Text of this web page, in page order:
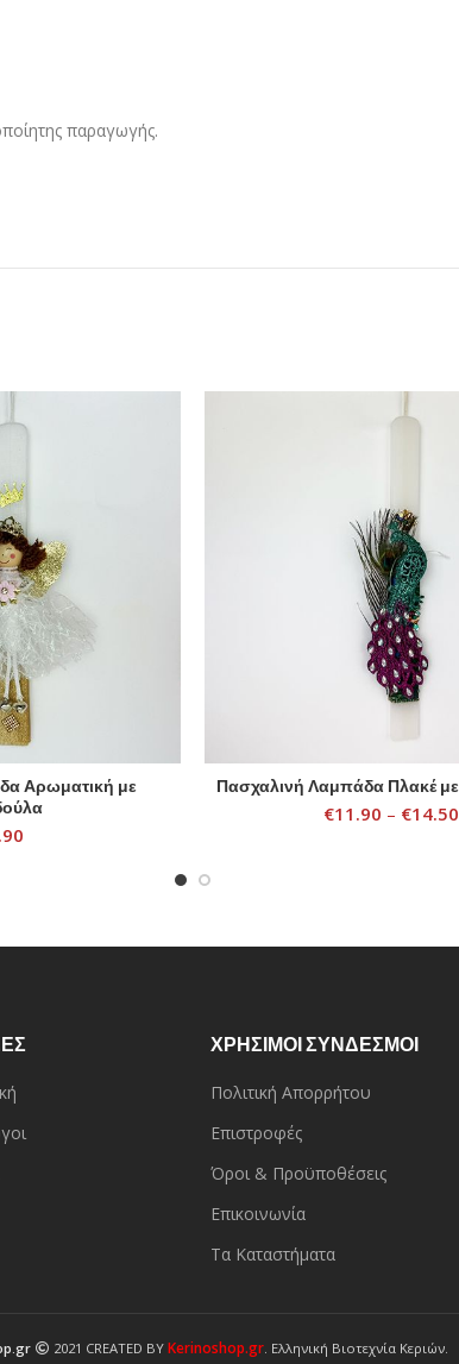
παραγωγής.
Αρωματική με
SELECT OPTIONS
Πασχαλινή Λαμπάδα Πλακέ
€11.90 – €14.50
ΧΡΗΣΙΜΟΙ ΣΥΝΔΕΣΜΟΙ
Πολιτική Απορρήτου
Επιστροφές
Όροι & Προϋποθέσεις
Επικοινωνία
Τα Καταστήματα
2021 CREATED BY Kerinoshop.gr. Ελληνική Βιοτεχνία Κεριών.